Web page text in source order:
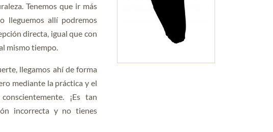
Tenemos que ir más
lleguemos allí podremos
directa, igual que con
mismo tiempo.
llegamos ahí de forma
mediante la práctica y el
¡Es tan
incorrecta y no tienes